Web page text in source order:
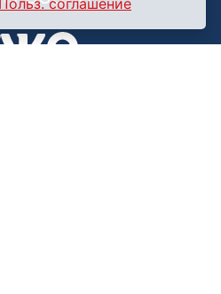
соглашение